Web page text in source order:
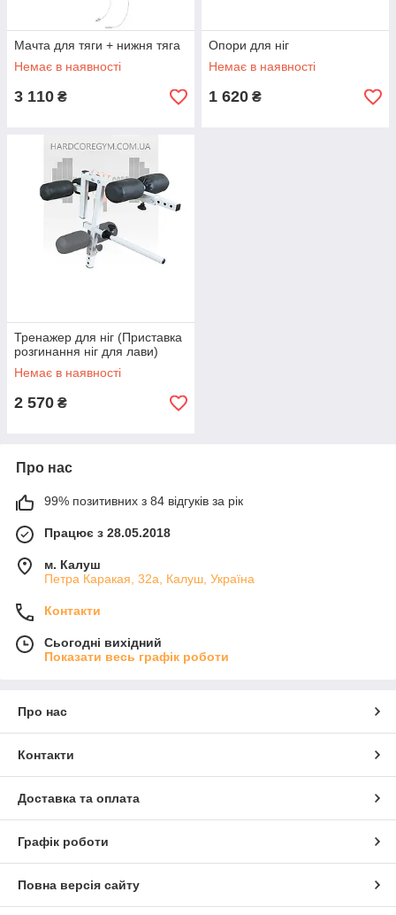
Мачта для тяги + нижня тяга
Немає в наявності
3 110 ₴
Опори для ніг
Немає в наявності
1 620 ₴
Тренажер для ніг (Приставка
розгинання ніг для лави)
Немає в наявності
2 570 ₴
Про нас
99% позитивних з 84 відгуків за рік
Працює з 28.05.2018
м. Калуш
Петра Каракая, 32а, Калуш, Україна
Контакти
Сьогодні вихідний
Показати весь графік роботи
Про нас
Контакти
Доставка та оплата
Графік роботи
Повна версія сайту